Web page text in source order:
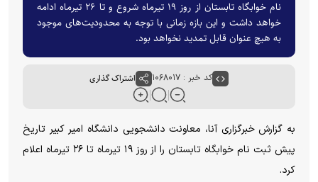
نام خوابگاه تابستان از روز ۱۹ تیرماه شروع و تا ۲۶ تیرماه ادامه
خواهد داشت و این بازه زمانی با توجه به محدودیت‌های موجود
به هیچ عنوان قابل تمدید نخواهد بود.
کد خبر : ۱۰۶۸۰۱۷ اشتراک گذاری
به گزارش خبرگزاری آنا، معاونت دانشجویی دانشگاه امیر کبیر تاریخ
پیش ثبت نام خوابگاه تابستان را از روز ۱۹ تیرماه تا ۲۶ تیرماه اعلام
کرد.